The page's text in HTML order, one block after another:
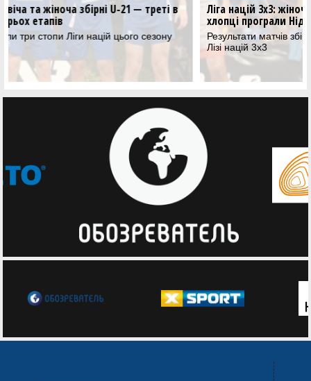
в Ліга націй 3х3: жіноча збірна U-21 зіграла у фіналі,
хлопці програли Нідерландам
Результати матчів збірних України U-21 на третьому